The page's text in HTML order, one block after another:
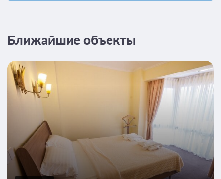
Общая ванная комната
Проживание без питания
9 000
ЗА НОЧЬ ДЛЯ 1 ГОСТЯ
Ближайшие объекты